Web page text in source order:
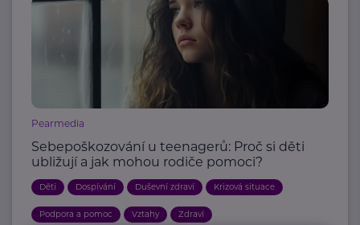
Pearmedia
Sebepoškozování u teenagerů: Proč si děti
ubližují a jak mohou rodiče pomoci?
Děti Dospívání Duševní zdraví Krizová situace
Podpora a pomoc Vztahy Zdraví